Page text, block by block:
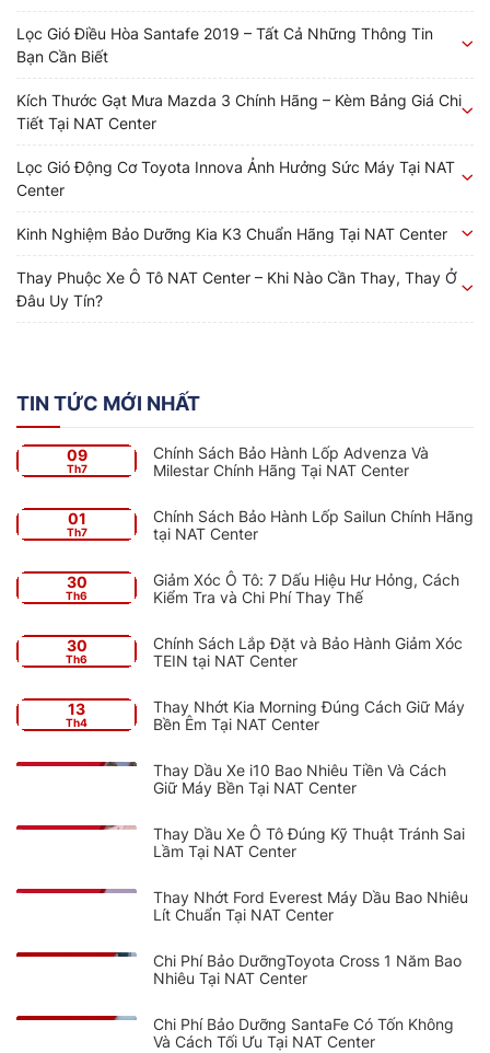
Lọc Gió Điều Hòa Santafe 2019 – Tất Cả Những Thông Tin
Bạn Cần Biết
Kích Thước Gạt Mưa Mazda 3 Chính Hãng – Kèm Bảng Giá Chi
Tiết Tại NAT Center
Lọc Gió Động Cơ Toyota Innova Ảnh Hưởng Sức Máy Tại NAT
Center
Kinh Nghiệm Bảo Dưỡng Kia K3 Chuẩn Hãng Tại NAT Center
Thay Phuộc Xe Ô Tô NAT Center – Khi Nào Cần Thay, Thay Ở
Đâu Uy Tín?
TIN TỨC MỚI NHẤT
09
Th7
Chính Sách Bảo Hành Lốp Advenza Và
Milestar Chính Hãng Tại NAT Center
01
Th7
Chính Sách Bảo Hành Lốp Sailun Chính Hãng
tại NAT Center
30
Th6
Giảm Xóc Ô Tô: 7 Dấu Hiệu Hư Hỏng, Cách
Kiểm Tra và Chi Phí Thay Thế
30
Th6
Chính Sách Lắp Đặt và Bảo Hành Giảm Xóc
TEIN tại NAT Center
13
Th4
Thay Nhớt Kia Morning Đúng Cách Giữ Máy
Bền Êm Tại NAT Center
Thay Dầu Xe i10 Bao Nhiêu Tiền Và Cách
Giữ Máy Bền Tại NAT Center
Thay Dầu Xe Ô Tô Đúng Kỹ Thuật Tránh Sai
Lầm Tại NAT Center
Thay Nhớt Ford Everest Máy Dầu Bao Nhiêu
Lít Chuẩn Tại NAT Center
Chi Phí Bảo DưỡngToyota Cross 1 Năm Bao
Nhiêu Tại NAT Center
Chi Phí Bảo Dưỡng SantaFe Có Tốn Không
Và Cách Tối Ưu Tại NAT Center